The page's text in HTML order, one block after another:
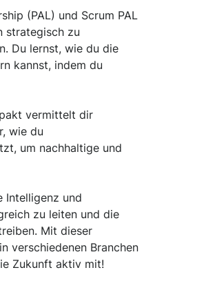
(PAL) und Scrum PAL
strategisch zu
Du lernst, wie du die
kannst, indem du
vermittelt dir
wie du
um nachhaltige und
Intelligenz und
zu leiten und die
Mit dieser
verschiedenen Branchen
Zukunft aktiv mit!